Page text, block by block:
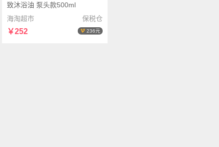
致沐浴油 泵头款500ml
海淘超市
保税仓
￥252 236元